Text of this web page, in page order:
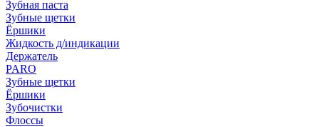
Зубная паста
Зубные щетки
Ёршики
Жидкость д/индикации
Держатель
PARO
Зубные щетки
Ёршики
Зубочистки
Флоссы